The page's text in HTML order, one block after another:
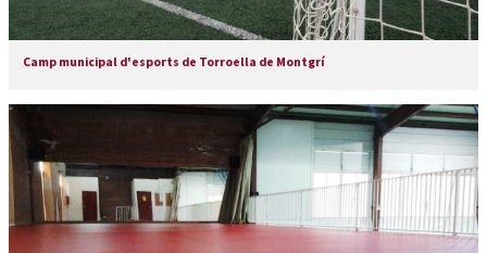
Camp municipal d'esports de Torroella de Montgrí